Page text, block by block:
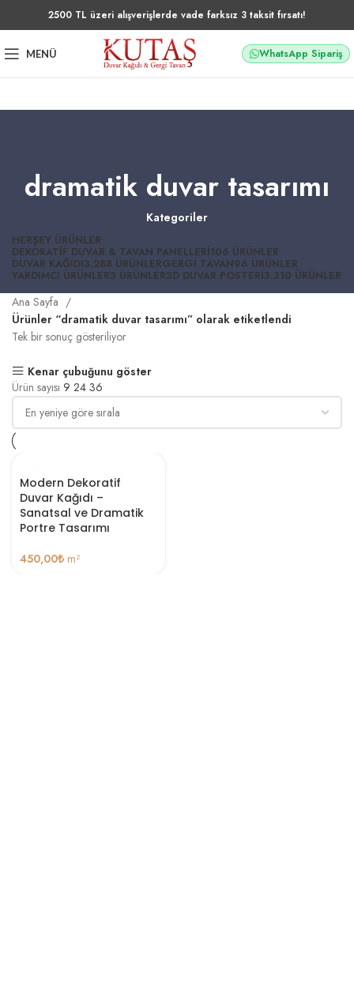
2500 TL üzeri alışverişlerde vade farksız 3 taksit fırsatı!
MENÜ WhatsApp Sipariş
dramatik duvar tasarımı
Kategoriler
HERŞEY ÜRÜNLER
DEKORATIF DUVAR & TAVAN PANELLERI106 ÜRÜNLER
DUVAR KAĞIDI3.288 ÜRÜNLERGERGI TAVAN96 ÜRÜNLER
YARDIMCI ÜRÜNLER3 ÜRÜNLER3D DUVAR POSTERI3.310 ÜRÜNLER
Ana Sayfa
Ürünler “dramatik duvar tasarımı” olarak etiketlendi
Tek bir sonuç gösteriliyor
Kenar çubuğunu göster
Ürün sayısı 9 24 36
Modern Dekoratif
Duvar Kağıdı –
Sanatsal ve Dramatik
Portre Tasarımı
450,00₺ m²